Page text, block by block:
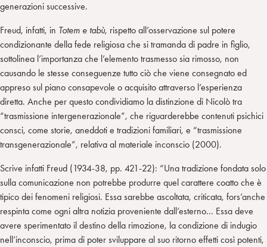
generazioni successive.
Freud, infatti, in Totem e tabù, rispetto all’osservazione sul potere
condizionante della fede religiosa che si tramanda di padre in figlio,
sottolinea l’importanza che l’elemento trasmesso sia rimosso, non
causando le stesse conseguenze tutto ciò che viene consegnato ed
appreso sul piano consapevole o acquisito attraverso l’esperienza
diretta. Anche per questo condividiamo la distinzione di Nicolò tra
“trasmissione intergenerazionale”, che riguarderebbe contenuti psichici
consci, come storie, aneddoti e tradizioni familiari, e “trasmissione
transgenerazionale”, relativa al materiale inconscio (2000).
Scrive infatti Freud (1934-38, pp. 421-22): “Una tradizione fondata solo
sulla comunicazione non potrebbe produrre quel carattere coatto che è
tipico dei fenomeni religiosi. Essa sarebbe ascoltata, criticata, fors’anche
respinta come ogni altra notizia proveniente dall’esterno… Essa deve
avere sperimentato il destino della rimozione, la condizione di indugio
nell’inconscio, prima di poter sviluppare al suo ritorno effetti così potenti,